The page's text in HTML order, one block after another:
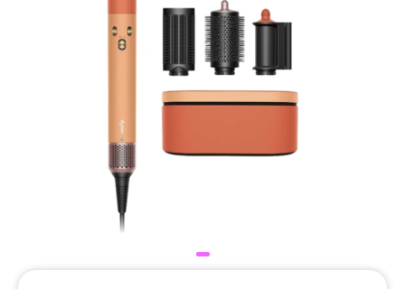
Оплата
Самовывоз
Trade-In